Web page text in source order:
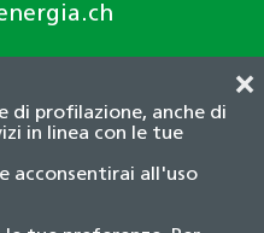
di profilazione, anche di
in linea con le tue
acconsentirai all'uso
❌